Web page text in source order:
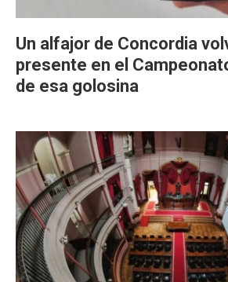
Un alfajor de Concordia
presente en el
de esa golosina